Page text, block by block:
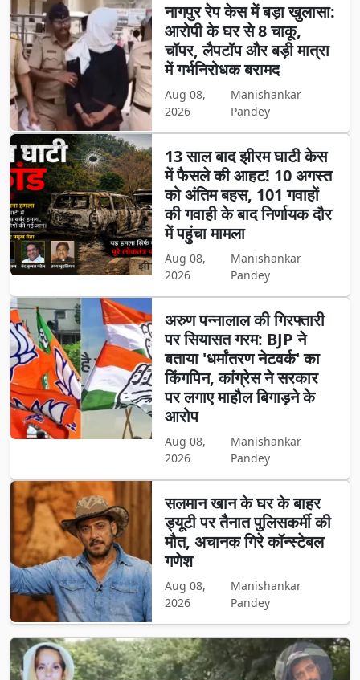
नागपुर रेप केस में बड़ा खुलासा:
आरोपी के घर से 8 चाकू,
चॉपर, लैपटॉप और बड़ी मात्रा
में गर्भनिरोधक बरामद
Aug 08,
2026
Manishankar
Pandey
13 साल बाद झीरम घाटी केस
में फैसले की आहट! 10 अगस्त
को अंतिम बहस, 101 गवाहों
की गवाही के बाद निर्णायक दौर
में पहुंचा मामला
Aug 08,
2026
Manishankar
Pandey
अरुण पन्नालाल की गिरफ्तारी
पर सियासत गरम: BJP ने
बताया 'धर्मांतरण नेटवर्क' का
किंगपिन, कांग्रेस ने सरकार
पर लगाए माहौल बिगाड़ने के
आरोप
Aug 08,
2026
Manishankar
Pandey
सलमान खान के घर के बाहर
ड्यूटी पर तैनात पुलिसकर्मी की
मौत, अचानक गिरे कॉन्स्टेबल
गणेश
Aug 08,
2026
Manishankar
Pandey